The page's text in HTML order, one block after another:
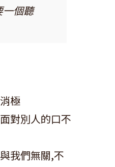
個聽
極
對別人的口不
我們無關,不